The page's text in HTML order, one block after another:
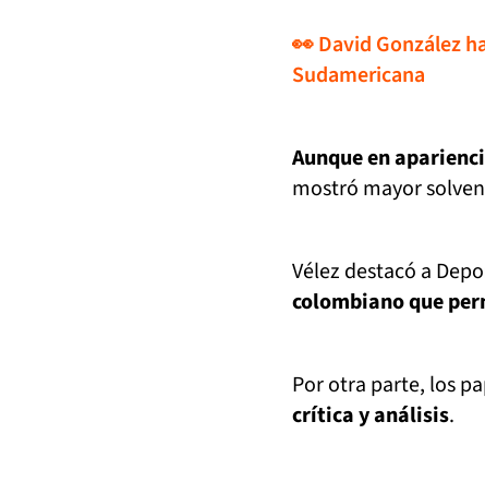
👀 David González
Sudamericana
Aunque en
mostró mayor
Vélez destacó a
colombiano que
Por otra parte, los
crítica y análisis.